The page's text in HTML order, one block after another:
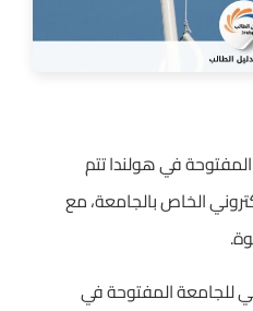
في هولندا تتم
الخاص بالجامعة، مع
للجامعة المفتوحة في